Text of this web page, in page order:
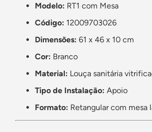
Modelo: RT1 com Mesa
Código: 12009703026
Dimensões: 61 x 46 x 10 cm
Cor: Branco
Material: Louça sanitária
Tipo de Instalação: Apoio
Formato: Retangular com mesa